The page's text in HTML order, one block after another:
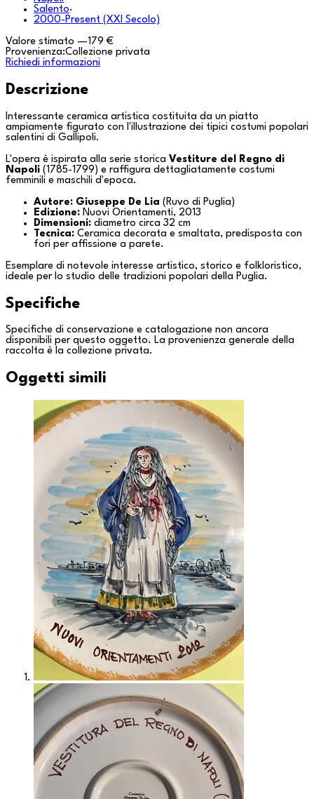
Salento·
2000-Present (XXI Secolo)
Valore stimato —179 €
Provenienza:Collezione privata
Richiedi informazioni
Descrizione
Interessante ceramica artistica costituita da un piatto
ampiamente figurato con l'illustrazione dei tipici costumi popolari
salentini di Gallipoli.
L'opera è ispirata alla serie storica Vestiture del Regno di
Napoli (1785-1799) e raffigura dettagliatamente costumi
femminili e maschili d'epoca.
Autore: Giuseppe De Lia ( Ruvo di Puglia)
Edizione: Nuovi Orientamenti, 2013
Dimensioni: diametro circa 32 cm
Tecnica: Ceramica decorata e smaltata, predisposta con
fori per affissione a parete.
Esemplare di notevole interesse artistico, storico e folkloristico,
ideale per lo studio delle tradizioni popolari della Puglia.
Specifiche
Specifiche di conservazione e catalogazione non ancora
disponibili per questo oggetto. La provenienza generale della
raccolta è la collezione privata.
Oggetti simili